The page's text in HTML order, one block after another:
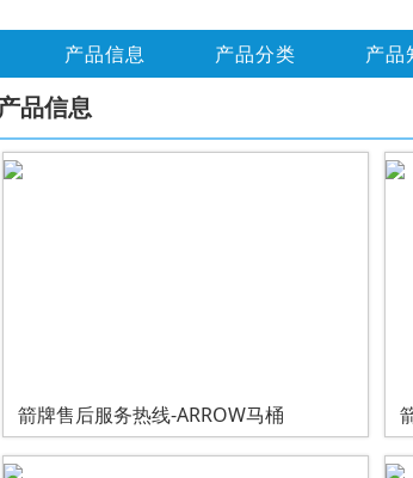
产品信息 产品分类 产品
品信息
箭牌售后服务热线-ARROW马桶